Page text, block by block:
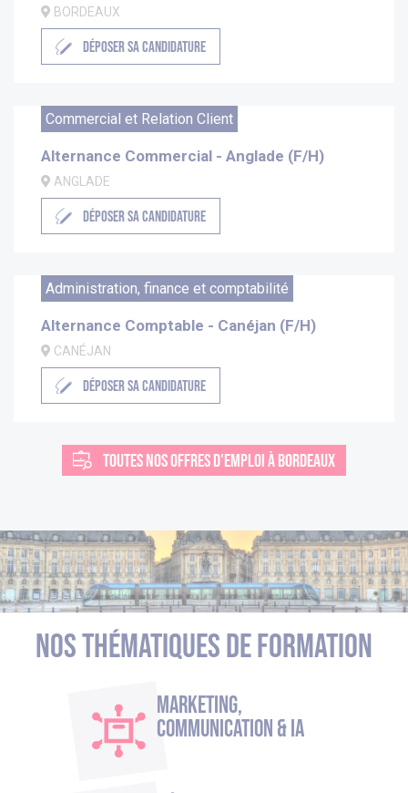
BORDEAUX
DÉPOSER SA CANDIDATURE
Commercial et Relation Client
Alternance Commercial - Anglade (F/H)
ANGLADE
DÉPOSER SA CANDIDATURE
Administration, finance et comptabilité
Alternance Comptable - Canéjan (F/H)
CANÉJAN
DÉPOSER SA CANDIDATURE
TOUTES NOS OFFRES D'EMPLOI À BORDEAUX
Nos thématiques de formation
Marketing,
Communication & IA